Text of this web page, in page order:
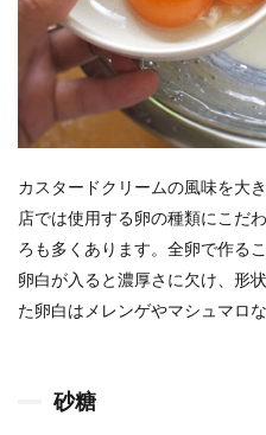
カスタードクリームの風味を大
店では使用する卵の種類にこだ
ろも多くあります。全卵で作る
卵白が入ると濃厚さに欠け、形
た卵白はメレンゲやマシュマロ
砂糖